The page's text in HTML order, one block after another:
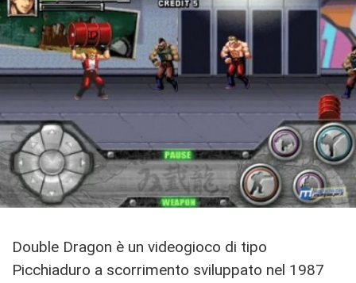
Double Dragon è un videogioco di tipo
Picchiaduro a scorrimento sviluppato nel 1987